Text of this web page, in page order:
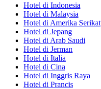
Hotel di Indonesia
Hotel di Malaysia
Hotel di Amerika Serikat
Hotel di Jepang
Hotel di Arab Saudi
Hotel di Jerman
Hotel di Italia
Hotel di Cina
Hotel di Inggris Raya
Hotel di Prancis